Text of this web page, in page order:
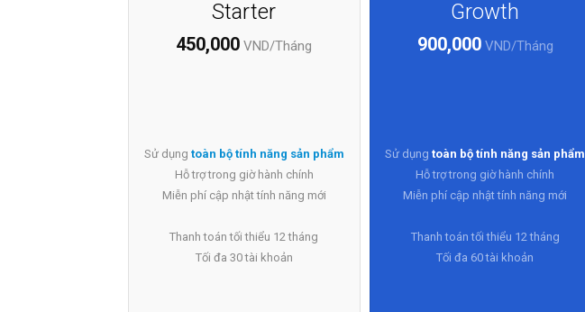
Starter
450,000 VND/Tháng
Sử dụng toàn bộ tính năng sản phẩm
Hỗ trợ trong giờ hành chính
Miễn phí cập nhật tính năng mới
Thanh toán tối thiểu 12 tháng
Tối đa 30 tài khoản
Growth
900,000VND/Tháng
Sử dụngtoàn bộ tính năng sản phẩm
Hỗ trợ trong giờ hành chính
Miễn phí cập nhật tính năng mới
Thanh toán tối thiểu 12 tháng
Tối đa 60 tài khoản